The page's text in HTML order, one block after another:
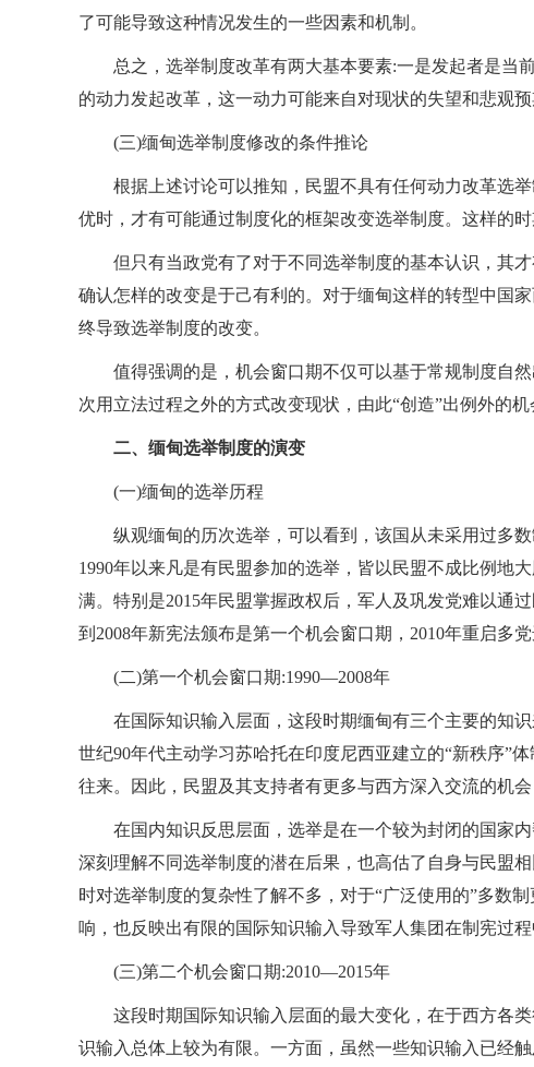
了可能导致这种情况发生的一些因素和机制。
总之，选举制度改革有两大基本要素:一是发起者是当
的动力发起改革，这一动力可能来自对现状的失望和悲观
(三)缅甸选举制度修改的条件推论
根据上述讨论可以推知，民盟不具有任何动力改革选
优时，才有可能通过制度化的框架改变选举制度。这样的时
但只有当政党有了对于不同选举制度的基本认识，其
确认怎样的改变是于己有利的。对于缅甸这样的转型中国
终导致选举制度的改变。
值得强调的是，机会窗口期不仅可以基于常规制度自
次用立法过程之外的方式改变现状，由此“创造”出例外的机
二、缅甸选举制度的演变
(一)缅甸的选举历程
纵观缅甸的历次选举，可以看到，该国从未采用过多
1990年以来凡是有民盟参加的选举，皆以民盟不成比例地
满。特别是2015年民盟掌握政权后，军人及巩发党难以通
到2008年新宪法颁布是第一个机会窗口期，2010年重启多
(二)第一个机会窗口期:1990—2008年
在国际知识输入层面，这段时期缅甸有三个主要的知
世纪90年代主动学习苏哈托在印度尼西亚建立的“新秩序”
往来。因此，民盟及其支持者有更多与西方深入交流的机
在国内知识反思层面，选举是在一个较为封闭的国家
深刻理解不同选举制度的潜在后果，也高估了自身与民盟
时对选举制度的复杂性了解不多，对于“广泛使用的”多数
响，也反映出有限的国际知识输入导致军人集团在制宪过
(三)第二个机会窗口期:2010—2015年
这段时期国际知识输入层面的最大变化，在于西方各
识输入总体上较为有限。一方面，虽然一些知识输入已经